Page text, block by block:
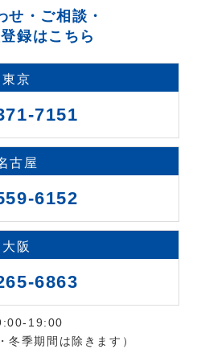
せ・ご相談・
録はこちら
東京
7151
古屋
6152
大阪
6863
19:00
冬季期間は除きます）